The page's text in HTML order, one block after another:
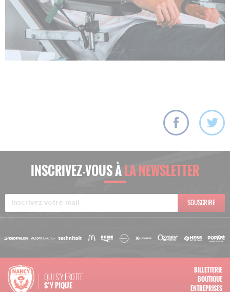
INSCRIVEZ-VOUS ÀLA NEWSLETTER
SOUSCRIRE
QUI S'Y FROTTE
S’Y PIQUE
BILLETTERIE
BOUTIQUE
ENTREPRISES